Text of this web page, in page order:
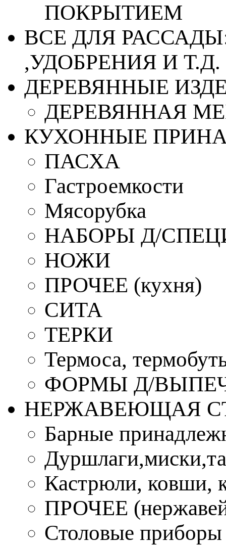
ПОКРЫТИЕМ
ВСЕ ДЛЯ
,УДОБРЕНИЯ И Т.Д.
ДЕРЕВЯННЫЕ
ДЕРЕВЯННАЯ
КУХОННЫЕ
ПАСХА
Гастроемкости
Мясорубка
НАБОРЫ Д/
НОЖИ
ПРОЧЕЕ (кухня)
СИТА
ТЕРКИ
Термоса,
ФОРМЫ Д/
НЕРЖАВЕЮЩАЯ
Барные
Кастрюли, ковши,
ПРОЧЕЕ
Столовые приборы